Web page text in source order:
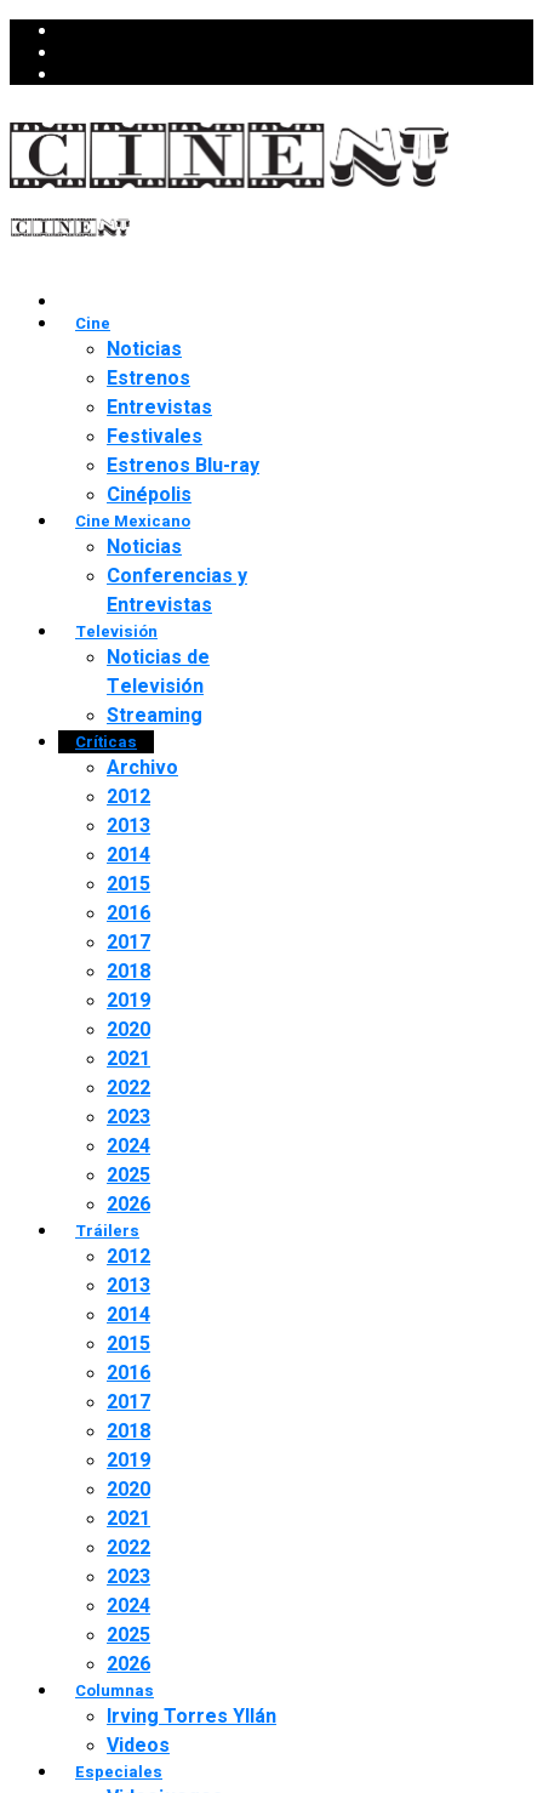
Cine
Noticias
Estrenos
Entrevistas
Festivales
Estrenos Blu-ray
Cinépolis
Cine Mexicano
Noticias
Conferencias y
Entrevistas
Televisión
Noticias de
Televisión
Streaming
Críticas
Archivo
2012
2013
2014
2015
2016
2017
2018
2019
2020
2021
2022
2023
2024
2025
2026
Tráilers
2012
2013
2014
2015
2016
2017
2018
2019
2020
2021
2022
2023
2024
2025
2026
Columnas
Irving Torres Yllán
Videos
Especiales